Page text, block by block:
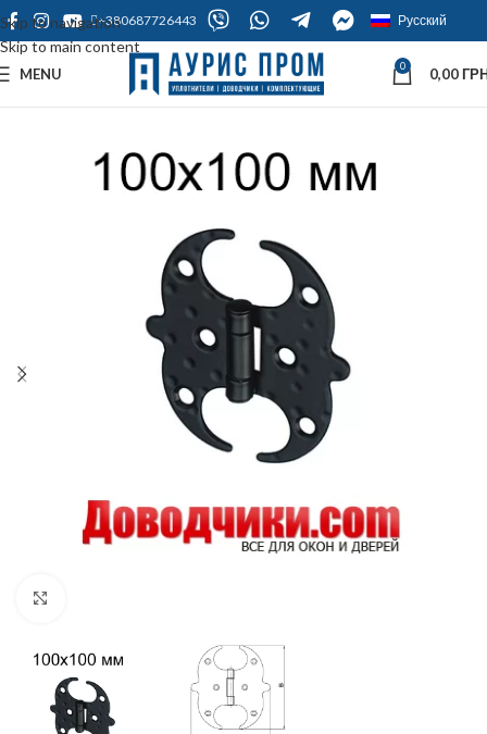
Skip to navigation
Skip to main content
+380687726443 Русский
MENU 0 0,00